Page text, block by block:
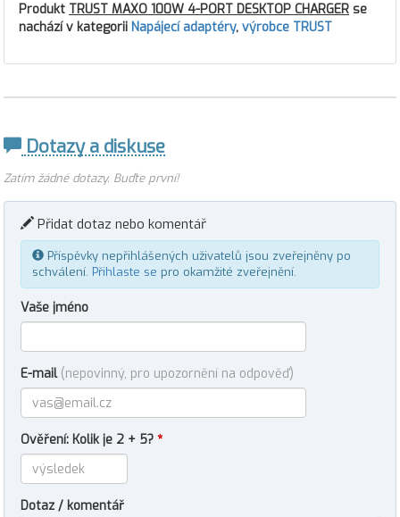
Produkt TRUST MAXO 100W 4-PORT DESKTOP CHARGER se
nachází v kategorii Napájecí adaptéry, výrobce TRUST
Dotazy a diskuse
Zatím žádné dotazy. Buďte první!
Přidat dotaz nebo komentář
Příspěvky nepřihlášených uživatelů jsou zveřejněny po
schválení. Přihlaste se pro okamžité zveřejnění.
Vaše jméno
E-mail (nepovinný, pro upozornění na odpověď)
Ověření: Kolik je 2 + 5? *
Dotaz / komentář